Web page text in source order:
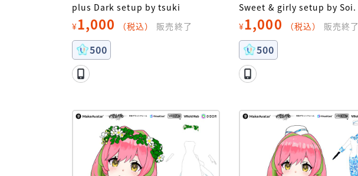
plus Dark setup by tsuki
¥1,000 （税込） 販売終了
500
Sweet & girly setup by Soi.
¥1,000 （税込） 販売終了
500